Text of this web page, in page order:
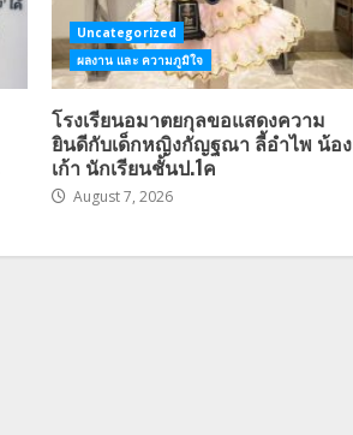
Uncategorized
ผลงาน และ ความภูมิใจ
โรงเรียนอมาตยกุลขอแสดงความ
ยินดีกับเด็กหญิงกัญฐณา ลี้อำไพ น้อง
เก้า นักเรียนชั้นป.1ค
August 7, 2026